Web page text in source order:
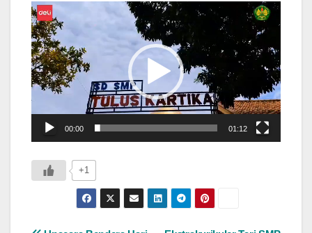
Pemutar
Video
00:00 01:12
+1